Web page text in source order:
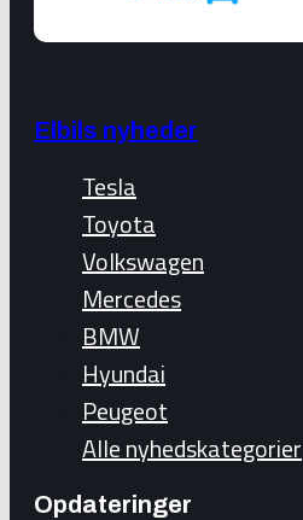
Elbils nyheder
Tesla
Toyota
Volkswagen
Mercedes
BMW
Hyundai
Peugeot
Alle nyhedskategorier
Opdateringer